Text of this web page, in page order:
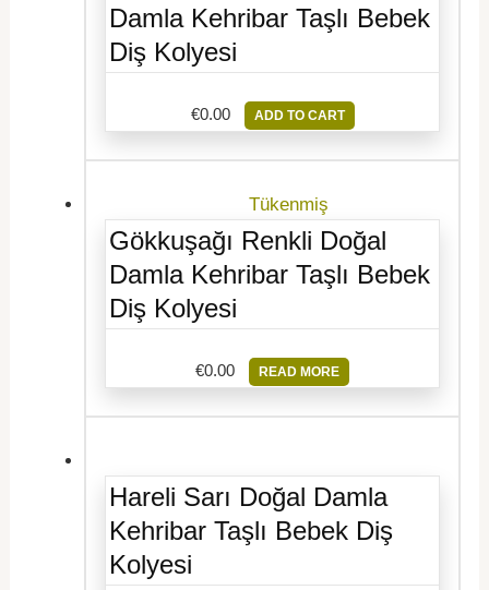
Damla Kehribar Taşlı Bebek
Diş Kolyesi
€0.00 ADD TO CART
Tükenmiş
Gökkuşağı Renkli Doğal
Damla Kehribar Taşlı Bebek
Diş Kolyesi
€0.00 READ MORE
Hareli Sarı Doğal Damla
Kehribar Taşlı Bebek Diş
Kolyesi